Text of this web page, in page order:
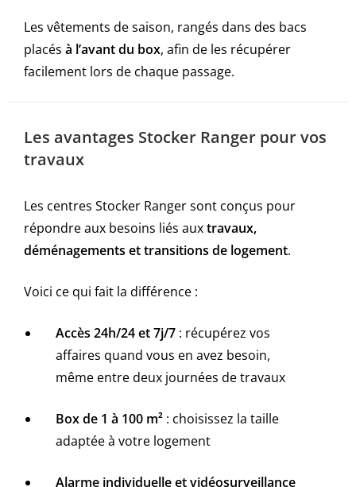
Les vêtements de saison, rangés dans des bacs
placés à l’avant du box, afin de les récupérer
facilement lors de chaque passage.
Les avantages Stocker Ranger pour vos
travaux
Les centres Stocker Ranger sont conçus pour
répondre aux besoins liés auxtravaux,
déménagements et transitions de logement.
Voici ce qui fait la différence :
Accès 24h/24 et 7j/7 : récupérez vos
affaires quand vous en avez besoin,
même entre deux journées de travaux
Box de 1 à 100 m² : choisissez la taille
adaptée à votre logement
Alarme individuelle et vidéosurveillance